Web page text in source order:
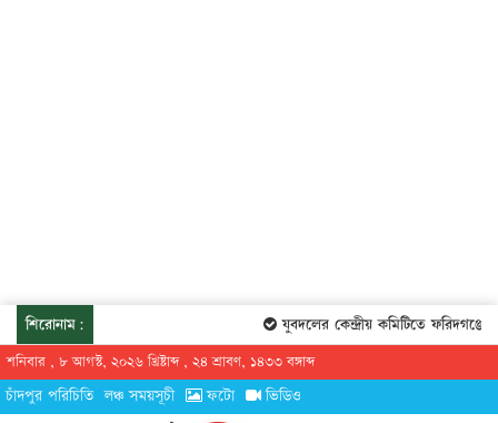
শিরোনাম: যুবদলের কেন্দ্রীয় কমিটিতে ফরিদগঞ্জের
শনিবার , ৮ আগস্ট, ২০২৬ খ্রিষ্টাব্দ , ২৪ শ্রাবণ, ১৪৩৩ বঙ্গাব্দ
চাঁদপুর পরিচিতি লঞ্চ সময়সূচী ফটো ভিডিও